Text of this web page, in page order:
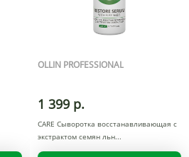
OLLIN PROFESSIONAL
1 399 р.
CARE Сыворотка восстанавливающая с
экстрактом семян льн